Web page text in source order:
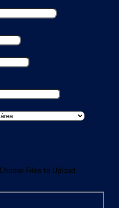
Choose Files to Upload